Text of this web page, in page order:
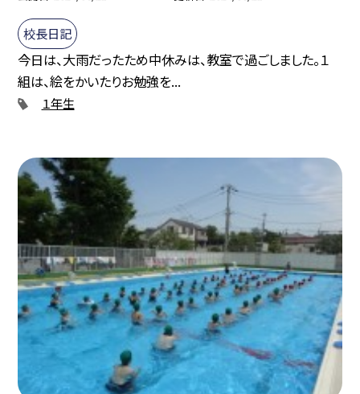
校長日記
今日は、大雨だったため中休みは、教室で過ごしました。１
組は、絵をかいたりお勉強を...
１年生